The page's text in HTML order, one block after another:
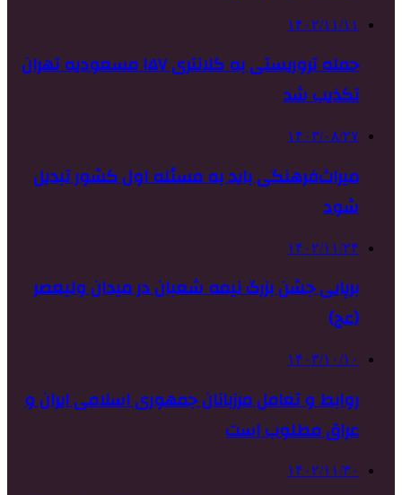
۱۴۰۲/۱۱/۱۱
حمله تروریستی به کلانتری ۱۵۷ مسعودیه تهران
تکذیب شد
۱۴۰۳/۰۸/۲۷
میراث‌فرهنگی باید به مسئله اول کشور تبدیل
شود
۱۴۰۲/۱۱/۲۴
برپایی جشن بزرگ نیمه شعبان در میدان ولیعصر
(عج)
۱۴۰۳/۱۰/۱۰
روابط و تعامل مرزبانان جمهوری اسلامی ایران و
عراق مطلوب است
۱۴۰۲/۱۱/۳۰